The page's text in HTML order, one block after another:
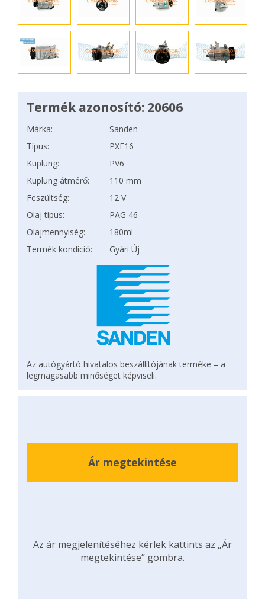
Termék azonosító: 20606
Márka:
Sanden
Típus:
PXE16
Kuplung:
PV6
Kuplung átmérő:
110 mm
Feszültség:
12 V
Olaj típus:
PAG 46
Olajmennyiség:
180ml
Termék kondició:
Gyári Új
Az autógyártó hivatalos beszállítójának terméke – a
legmagasabb minőséget képviseli.
Ár megtekintése
Az ár megjelenítéséhez kérlek kattints az „Ár
megtekintése” gombra.